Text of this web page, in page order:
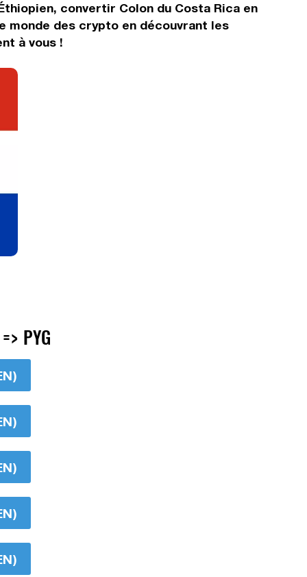
convertir Colon du Costa Rica en
monde des crypto en découvrant les
à vous !
PYG